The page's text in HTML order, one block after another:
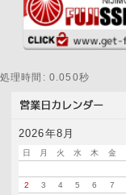
処理時間: 0.050秒
2026年8月
日 月 火 水 木 金
2
3 4 5 6 7